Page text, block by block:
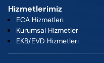
Hizmetlerimiz
ECA Hizmetleri
Kurumsal Hizmetler
EKB/EVD Hizmetleri